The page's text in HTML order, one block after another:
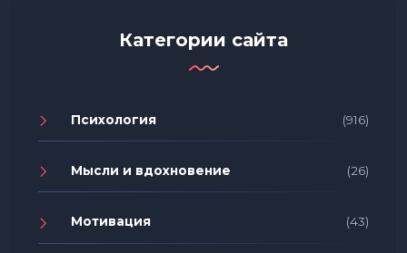
Категории сайта
Психология (916)
Мысли и вдохновение (26)
Мотивация (43)